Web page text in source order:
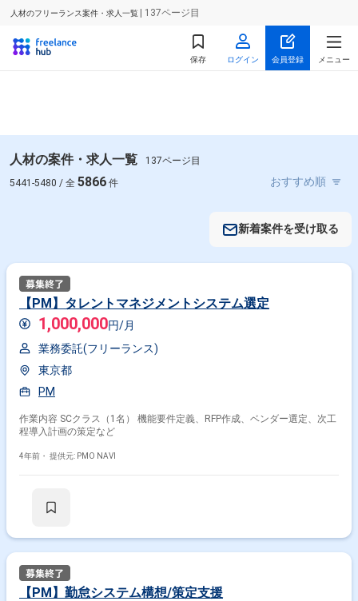
人材のフリーランス案件・求人一覧 | 137ページ目
保存 ログイン 会員登録 メニュー
人材の案件・求人一覧
137ページ目
5441-5480 / 全 5866 件
新着案件を受け取る
【PM】タレントマネジメントシステム選定
1,000,000円/月
業務委託(フリーランス)
東京都
PM
作業内容 SCクラス（1名） 機能要件定義、RFP作成、ベンダー選定、次工
程導入計画の策定など
4年前・ 提供元: PMO NAVI
【PM】勤怠システム構想/策定支援